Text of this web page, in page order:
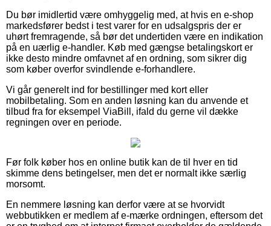
Du bør imidlertid være omhyggelig med, at hvis en e-shop
markedsfører bedst i test varer for en udsalgspris der er
uhørt fremragende, så bør det undertiden være en indikation
på en uærlig e-handler. Køb med gængse betalingskort er
ikke desto mindre omfavnet af en ordning, som sikrer dig
som køber overfor svindlende e-forhandlere.
Vi går generelt ind for bestillinger med kort eller
mobilbetaling. Som en anden løsning kan du anvende et
tilbud fra for eksempel ViaBill, ifald du gerne vil dække
regningen over en periode.
Før folk køber hos en online butik kan de til hver en tid
skimme dens betingelser, men det er normalt ikke særlig
morsomt.
En nemmere løsning kan derfor være at se hvorvidt
webbutikken er medlem af e-mærke ordningen, eftersom det